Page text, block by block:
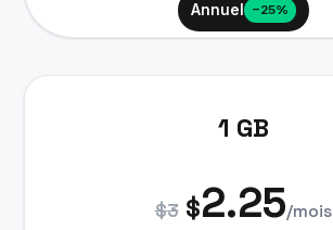
Annuel −25%
1 GB
$3 $2.25/mois